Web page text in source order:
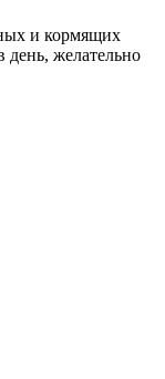
и кормящих
желательно